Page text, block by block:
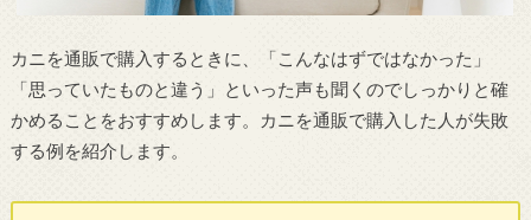
カニを通販で購入するときに、「こんなはずではなかった」
「思っていたものと違う」といった声も聞くのでしっかりと確
かめることをおすすめします。カニを通販で購入した人が失敗
する例を紹介します。